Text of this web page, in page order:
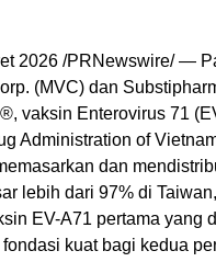
2026 /PRNewswire/ —
(MVC) dan
vaksin Enterovirus 71
Administration of
dan
lebih dari 97% di
EV-A71 pertama yang
kuat bagi kedua